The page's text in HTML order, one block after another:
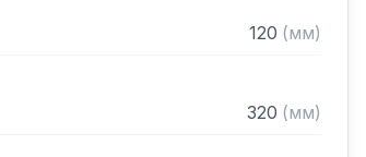
120 (мм)
320 (мм)